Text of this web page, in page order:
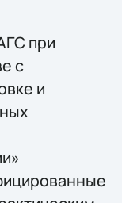
при
с
и